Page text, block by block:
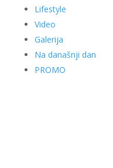
Lifestyle
Video
Galerija
Na današnji dan
PROMO